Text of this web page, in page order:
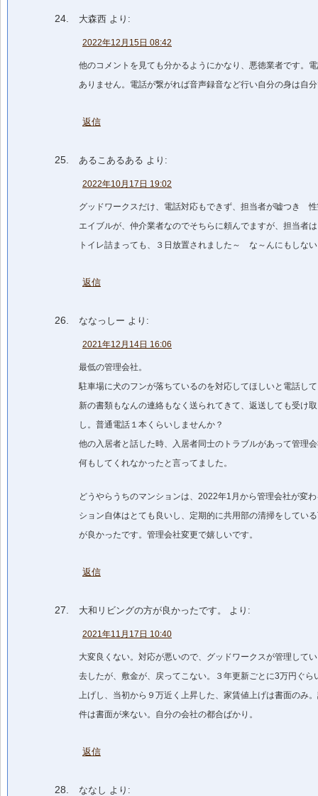
大森西 より:
2022年12月15日 08:42
他のコメントを見ても分かるようにかなり、悪徳業者です。
ありません。電話が繋がれば音声録音など行い自分の身は自
返信
あるこあるある より:
2022年10月17日 19:02
グッドワークスだけ、電話対応もできず、担当者が嘘つき
エイブルが、仲介業者なのでそちらに頼んでますが、担当者
トイレ詰まっても、３日放置されました～ な～んにもしな
返信
ななっしー より:
2021年12月14日 16:06
最低の管理会社。
駐車場に犬のフンが落ちているのを対応してほしいと電話し
新の書類もなんの連絡もなく送られてきて、返送しても受け
し。普通電話１本くらいしませんか？
他の入居者と話した時、入居者同士のトラブルがあって管理
何もしてくれなかったと言ってました。
どうやらうちのマンションは、2022年1月から管理会社が変
ション自体はとても良いし、定期的に共用部の清掃をしてい
が良かったです。管理会社変更で嬉しいです。
返信
大和リビングの方が良かったです。 より:
2021年11月17日 10:40
大変良くない。対応が悪いので、グッドワークスが管理して
去したが、敷金が、戻ってこない。３年更新ごとに3万円ぐら
上げし、当初から９万近く上昇した、家賃値上げは書面のみ
件は書面が来ない。自分の会社の都合ばかり。
返信
ななし より: